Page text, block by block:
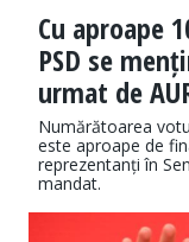
Cu aproape
PSD se
urmat de
Numărătoarea
este aproape de
reprezentanți în
mandat.